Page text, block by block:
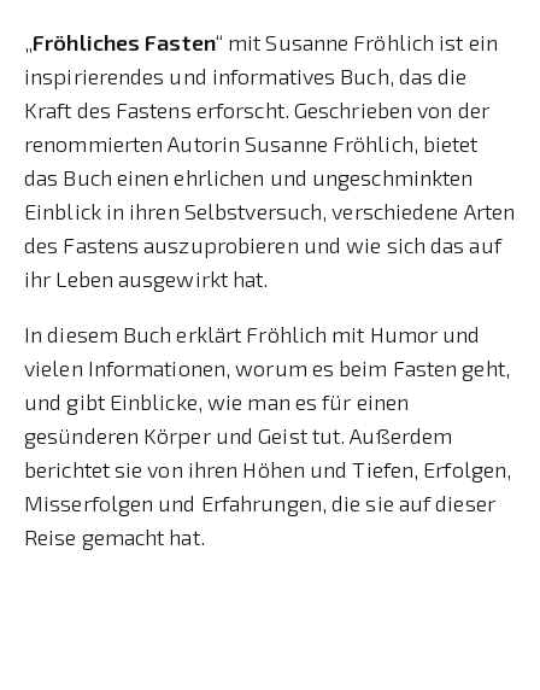
„Fröhliches Fasten“ mit Susanne Fröhlich ist ein
inspirierendes und informatives Buch, das die
Kraft des Fastens erforscht. Geschrieben von der
renommierten Autorin Susanne Fröhlich, bietet
das Buch einen ehrlichen und ungeschminkten
Einblick in ihren Selbstversuch, verschiedene Arten
des Fastens auszuprobieren und wie sich das auf
ihr Leben ausgewirkt hat.
In diesem Buch erklärt Fröhlich mit Humor und
vielen Informationen, worum es beim Fasten geht,
und gibt Einblicke, wie man es für einen
gesünderen Körper und Geist tut. Außerdem
berichtet sie von ihren Höhen und Tiefen, Erfolgen,
Misserfolgen und Erfahrungen, die sie auf dieser
Reise gemacht hat.